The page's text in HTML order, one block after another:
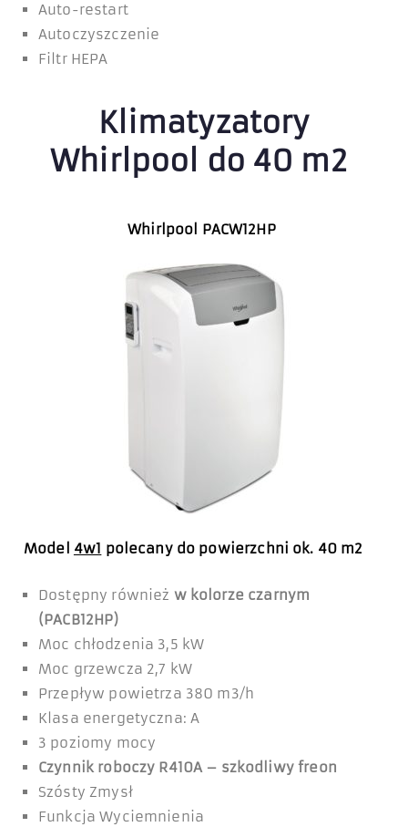
Auto-restart
Autoczyszczenie
Filtr HEPA
Klimatyzatory
Whirlpool do 40 m2
Whirlpool PACW12HP
Model 4w1 polecany do powierzchni ok. 40 m2
Dostępny również w kolorze czarnym
(PACB12HP)
Moc chłodzenia 3,5 kW
Moc grzewcza 2,7 kW
Przepływ powietrza 380 m3/h
Klasa energetyczna: A
3 poziomy mocy
Czynnik roboczy R410A – szkodliwy freon
Szósty Zmysł
Funkcja Wyciemnienia